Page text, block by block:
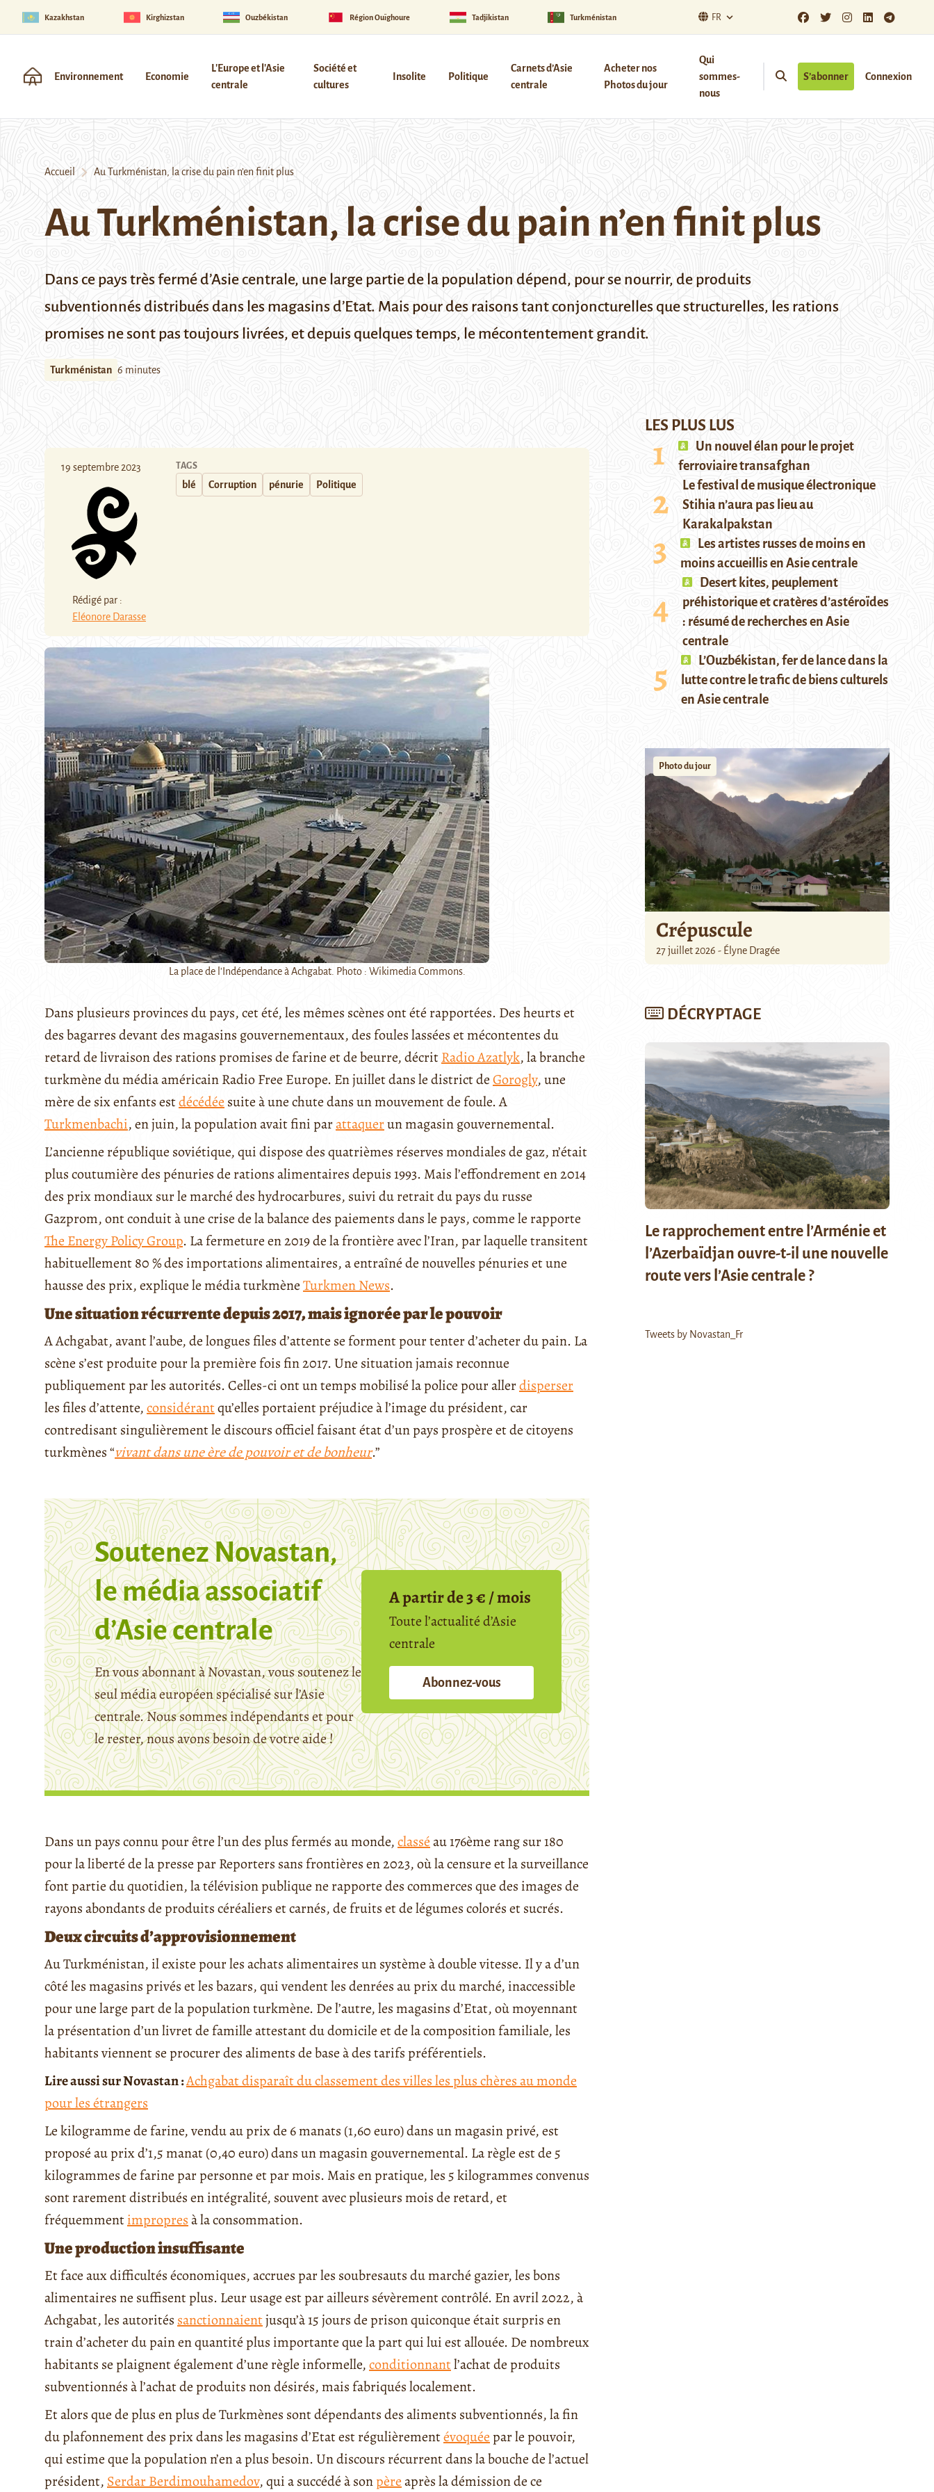
Kazakhstan Kirghizstan Ouzbékistan Région Ouïghoure Tadjikistan Turkménistan FR
Environnement Economie
L'Europe et l'Asie
centrale
Société et
cultures
Insolite Politique
Carnets d’Asie
centrale
Acheter nos
Photos du jour
Qui
sommes-
nous
S’abonner Connexion
Accueil Au Turkménistan, la crise du pain n’en finit plus
Au Turkménistan, la crise du pain n’en finit plus
Dans ce pays très fermé d’Asie centrale, une large partie de la population dépend, pour se nourrir, de produits
subventionnés distribués dans les magasins d’Etat. Mais pour des raisons tant conjoncturelles que structurelles, les rations
promises ne sont pas toujours livrées, et depuis quelques temps, le mécontentement grandit.
Turkménistan 6 minutes
19 septembre 2023
Rédigé par :
Eléonore Darasse
TAGS
blé Corruption pénurie Politique
La place de l'Indépendance à Achgabat. Photo : Wikimedia Commons.
Dans plusieurs provinces du pays, cet été, les mêmes scènes ont été rapportées. Des heurts et
des bagarres devant des magasins gouvernementaux, des foules lassées et mécontentes du
retard de livraison des rations promises de farine et de beurre, décritRadio Azatlyk, la branche
turkmène du média américain Radio Free Europe. En juillet dans le district deGorogly, une
mère de six enfants estdécédée suite à une chute dans un mouvement de foule. A
Turkmenbachi, en juin, la population avait fini parattaquerun magasin gouvernemental.
L’ancienne république soviétique, qui dispose des quatrièmes réserves mondiales de gaz, n’était
plus coutumière des pénuries de rations alimentaires depuis 1993. Mais l’effondrement en 2014
des prix mondiaux sur le marché des hydrocarbures, suivi du retrait du pays du russe
Gazprom, ont conduit à une crise de la balance des paiements dans le pays, comme le rapporte
The Energy Policy Group. La fermeture en 2019 de la frontière avec l’Iran, par laquelle transitent
habituellement 80 % des importations alimentaires, a entraîné de nouvelles pénuries et une
hausse des prix, explique le média turkmèneTurkmen News.
Une situation récurrente depuis 2017, mais ignorée par le pouvoir
A Achgabat, avant l’aube, de longues files d’attente se forment pour tenter d’acheter du pain. La
scène s’est produite pour la première fois fin 2017. Une situation jamais reconnue
publiquement par les autorités. Celles-ci ont un temps mobilisé la police pour allerdisperser
les files d’attente,considérantqu’elles portaient préjudice à l’image du président, car
contredisant singulièrement le discours officiel faisant état d’un pays prospère et de citoyens
turkmènes “vivant dans une ère de pouvoir et de bonheur.”
Soutenez Novastan,
le média associatif
d’Asie centrale
En vous abonnant à Novastan, vous soutenez le
seul média européen spécialisé sur l’Asie
centrale. Nous sommes indépendants et pour
le rester, nous avons besoin de votre aide !
A partir de 3 € / mois
Toute l’actualité d’Asie
centrale
Abonnez-vous
Dans un pays connu pour être l’un des plus fermés au monde,classéau 176ème rang sur 180
pour la liberté de la presse par Reporters sans frontières en 2023, où la censure et la surveillance
font partie du quotidien, la télévision publique ne rapporte des commerces que des images de
rayons abondants de produits céréaliers et carnés, de fruits et de légumes colorés et sucrés.
Deux circuits d’approvisionnement
Au Turkménistan, il existe pour les achats alimentaires un système à double vitesse. Il y a d’un
côté les magasins privés et les bazars, qui vendent les denrées au prix du marché, inaccessible
pour une large part de la population turkmène. De l’autre, les magasins d’Etat, où moyennant
la présentation d’un livret de famille attestant du domicile et de la composition familiale, les
habitants viennent se procurer des aliments de base à des tarifs préférentiels.
Lire aussi sur Novastan :Achgabat disparaît du classement des villes les plus chères au monde
pour les étrangers
Le kilogramme de farine, vendu au prix de 6 manats (1,60 euro) dans un magasin privé, est
proposé au prix d’1,5 manat (0,40 euro) dans un magasin gouvernemental. La règle est de 5
kilogrammes de farine par personne et par mois. Mais en pratique, les 5 kilogrammes convenus
sont rarement distribués en intégralité, souvent avec plusieurs mois de retard, et
fréquemmentimpropresà la consommation.
Une production insuffisante
Et face aux difficultés économiques, accrues par les soubresauts du marché gazier, les bons
alimentaires ne suffisent plus. Leur usage est par ailleurs sévèrement contrôlé. En avril 2022, à
Achgabat, les autorités sanctionnaientjusqu’à 15 jours de prison quiconque était surpris en
train d’acheter du pain en quantité plus importante que la part qui lui est allouée. De nombreux
habitants se plaignent également d’une règle informelle,conditionnantl’achat de produits
subventionnés à l’achat de produits non désirés, mais fabriqués localement.
Et alors que de plus en plus de Turkmènes sont dépendants des aliments subventionnés, la fin
du plafonnement des prix dans les magasins d’Etat est régulièrementévoquéepar le pouvoir,
qui estime que la population n’en a plus besoin. Un discours récurrent dans la bouche de l’actuel
président, Serdar Berdimouhamedov, qui a succédé à sonpèreaprès la démission de ce
LES PLUS LUS
Un nouvel élan pour le projet
ferroviaire transafghan
Le festival de musique électronique
Stihia n’aura pas lieu au
Karakalpakstan
Les artistes russes de moins en
moins accueillis en Asie centrale
Desert kites, peuplement
préhistorique et cratères d’astéroïdes
: résumé de recherches en Asie
centrale
L’Ouzbékistan, fer de lance dans la
lutte contre le trafic de biens culturels
en Asie centrale
Photo du jour
Crépuscule
27 juillet 2026 - Élyne Dragée
DÉCRYPTAGE
Le rapprochement entre l’Arménie et
l’Azerbaïdjan ouvre-t-il une nouvelle
route vers l’Asie centrale ?
Tweets by Novastan_Fr